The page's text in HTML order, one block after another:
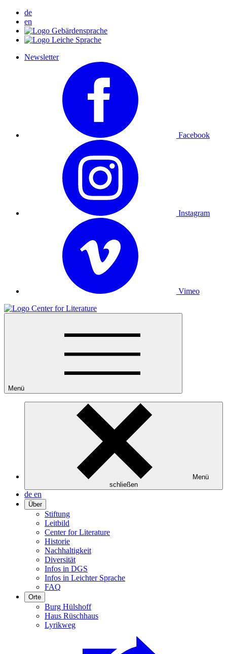
de
en
Newsletter
Facebook
Instagram
Vimeo
Menü
Menü
schließen
de en
Über
Stiftung
Leitbild
Center for Literature
Historie
Nachhaltigkeit
Diversität
Infos in DGS
Infos in Leichter Sprache
FAQ
Orte
Burg Hülshoff
Haus Rüschhaus
Lyrikweg